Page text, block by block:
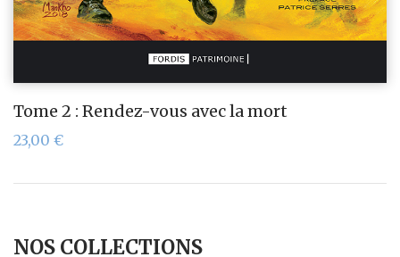
NOS COLLECTIONS
Tome 2 : Rendez-vous avec la mort
23,00 €